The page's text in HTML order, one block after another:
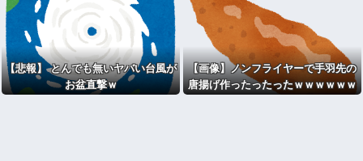
【悲報】 とんでも無いヤバい台風が
お盆直撃ｗ
【画像】ノンフライヤーで手羽先の
唐揚げ作ったったったｗｗｗｗｗｗ